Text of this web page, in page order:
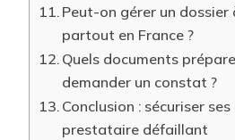
Peut-on gérer un dossier
partout en France ?
Quels documents
demander un constat ?
Conclusion : sécuriser
prestataire défaillant